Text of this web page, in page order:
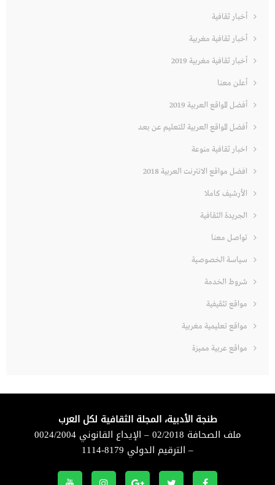
أخبار ثقافية
أخبار ثقافية مغربية
أخبار ثقافية مغربية 2019
أعلن معنا
أفضل المواقع العربية 2019
أفضل المواقع العربية للتعليم عن بعد
اخبار ثقافية منوعة
افضل مواقع الانترنت العربية 2018
الأرشيف كاملا
الجريدة الثقافية
تواصل معنا
سياسة الخصوصية
شروط الخدمة
مواقع تثقيفية
مواقع تعليمية مغربية
مواقع عربية مميزة
طنجة الأدبية، المجلة الثقافية لكل العرب
ملف الصحافة 02/2018 – الإيداع القانوني 0024/2004
– الترقيم الدولي 8179-1114